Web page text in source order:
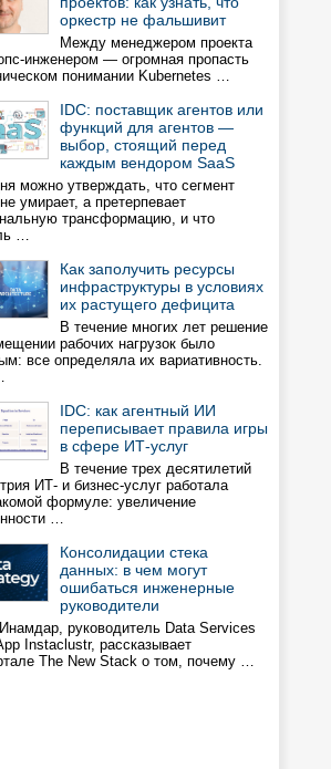
оркестр не фальшивит
Между менеджером проекта
инженером — огромная пропасть
понимании Kubernetes …
IDC: поставщик агентов или
функций для агентов —
выбор, стоящий перед
каждым вендором SaaS
можно утверждать, что сегмент
умирает, а претерпевает
трансформацию, и что
…
Как заполучить ресурсы
инфраструктуры в условиях
их растущего дефицита
В течение многих лет решение
рабочих нагрузок было
все определяла их вариативность.
IDC: как агентный ИИ
переписывает правила игры
в сфере ИТ-услуг
В течение трех десятилетий
ИТ- и бизнес-услуг работала
формуле: увеличение
…
Консолидации стека
данных: в чем могут
ошибаться инженерные
руководители
руководитель Data Services
Instaclustr, рассказывает
The New Stack о том, почему …